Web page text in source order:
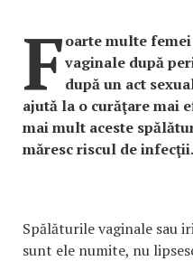
Foarte multe
vaginale după
după un act
ajută la o curăţare mai
mai mult aceste
măresc riscul de infecţii.
Spălăturile vaginale sau
sunt ele numite, nu